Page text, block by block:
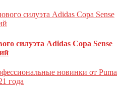
силуэта Adidas Copa Sense